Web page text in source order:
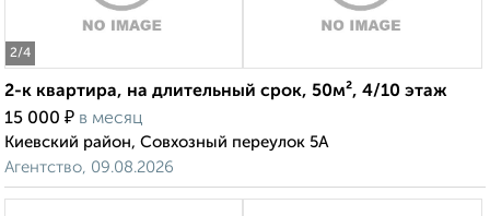
2/4
2-к квартира, на длительный срок, 50м², 4/10 этаж
15 000 ₽ в месяц
Киевский район, Совхозный переулок 5А
Агентство, 09.08.2026